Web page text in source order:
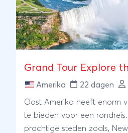
Grand Tour Explore
Amerika 22 dagen
Oost Amerika heeft enorm
te bieden voor een
prachtige steden zoals,